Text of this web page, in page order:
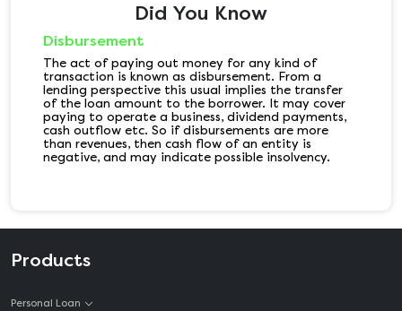
Did You Know
Disbursement
The act of paying out money for any kind of
transaction is known as disbursement. From a
lending perspective this usual implies the transfer
of the loan amount to the borrower. It may cover
paying to operate a business, dividend payments,
cash outflow etc. So if disbursements are more
than revenues, then cash flow of an entity is
negative, and may indicate possible insolvency.
Products
Personal Loan